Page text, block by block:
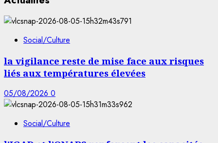
Social/Culture
la vigilance reste de mise face aux risques
liés aux températures élevées
05/08/2026 0
Social/Culture